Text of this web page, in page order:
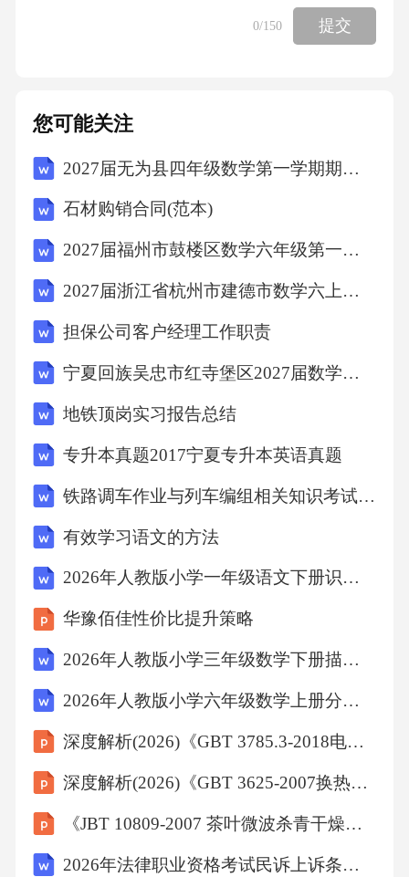
链路至48小时。经营定位本地化调整03价格策
略与市场定位4中产客群定位3对标电商价格2动
制成本，实现"好品质，够低价"的双重价值主
张。建立长期价格调整体系，定期推出"新低
价"清单，部分商品降幅达40%，通过持续低价
式。将日百标品定价接近拼多多白牌水平，生
鲜价格低于菜市场并逼近社区团购，在保证品
质前提下实现全渠道价格竞争力。奥乐齐推出2
00多款"超值"系列商品，以进货价加价1元左右
元/千克挂面，形成价格锚点吸引客流。服务标
准本地化适配紧凑型门店设计采用500-800平米
社区店型，较欧洲标准门店面积缩小30%-5
0%，提升选址灵活性和坪效，适配中国高租金
环境。员工多角色配置培训员工掌握收银、理
货、客服等复合技能，人均效能达传统超市1.5
倍，通过灵活排班制应对早晚高峰客流波动。
数字化服务整合开发微信小程序实现线上下
者全渠道购物习惯，线上订单占比超行业平均
水平。社区店延长营业至22点，购物中心店匹
配商场时间，部分门店试点24小时自助购物
区，满足不同场景消费需求。对果蔬、鲜奶等
短保商品实施"日销日清"策略，晚间7点后启动
阶梯折扣，既保证新鲜度又降低损耗率至3%以
0/150 提交
您可能关注
2027届无为县四年级数学第一学期期末学业质量监测模拟试题含解析
石材购销合同(范本)
2027届福州市鼓楼区数学六年级第一学期期末学业水平测试模拟试题含解析
2027届浙江省杭州市建德市数学六上期末统考模拟试题含解析
担保公司客户经理工作职责
宁夏回族吴忠市红寺堡区2027届数学六年级第一学期期末质量检测试题含解析
地铁顶岗实习报告总结
专升本真题2017宁夏专升本英语真题
铁路调车作业与列车编组相关知识考试试卷
有效学习语文的方法
2026年人教版小学一年级语文下册识字方法综合运用卷含答案
华豫佰佳性价比提升策略
2026年人教版小学三年级数学下册描述简单路线图卷含答案
2026年人教版小学六年级数学上册分数应用题综合训练卷含答案
深度解析(2026)《GBT 3785.3-2018电声学 声级计 第3部分：周期试验》
深度解析(2026)《GBT 3625-2007换热器及冷凝器用钛及钛合金管》
《JBT 10809-2007 茶叶微波杀青干燥设备》专题研究报告
2026年法律职业资格考试民诉上诉条件程序卷含答案